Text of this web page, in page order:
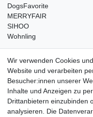
DogsFavorite
MERRYFAIR
SIHOO
Wohnling
weitere Shops
traumlampen- Lampen
kinderwagencenter-
gastrogeraete24- alles für
soziale Medien
Wir verwenden Cookies
Website und verarbeiten
Besucher:innen unserer
Inhalte und Anzeigen zu
Drittanbietern einzubinden
analysieren. Die